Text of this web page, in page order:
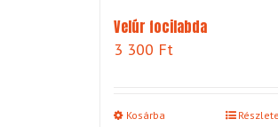
Velúr focilabda
3 300 Ft
Kosárba